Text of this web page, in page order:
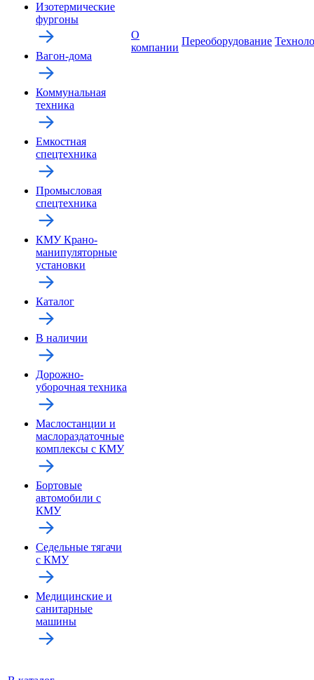
Изотермические
фургоны
Вагон-дома
Коммунальная
техника
Емкостная
спецтехника
Промысловая
спецтехника
КМУ Крано-
манипуляторные
установки
Каталог
В наличии
Дорожно-
уборочная техника
Маслостанции и
маслораздаточные
комплексы с КМУ
Бортовые
автомобили с
КМУ
Седельные тягачи
с КМУ
Медицинские и
санитарные
машины
О
компании
Переоборудование